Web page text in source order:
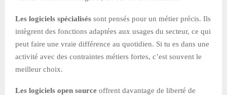
Les logiciels spécialisés sont pensés pour un métier précis. Ils
intègrent des fonctions adaptées aux usages du secteur, ce qui
peut faire une vraie différence au quotidien. Si tu es dans une
activité avec des contraintes métiers fortes, c’est souvent le
meilleur choix.
Les logiciels open source offrent davantage de liberté de